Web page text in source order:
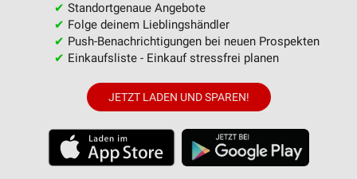
✔ Standortgenaue Angebote
✔ Folge deinem Lieblingshändler
✔ Push-Benachrichtigungen bei neuen Prospekten
✔ Einkaufsliste - Einkauf stressfrei planen
JETZT LADEN UND SPAREN!